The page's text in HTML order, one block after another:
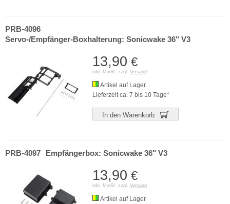
PRB-4096 -
Servo-/Empfänger-Boxhalterung: Sonicwake 36" V3
13,90 €
inkl. MwSt. zzgl. Versand
Artikel auf Lager
Lieferzeit ca. 7 bis 10 Tage*
In den Warenkorb
PRB-4097 - Empfängerbox: Sonicwake 36" V3
13,90 €
inkl. MwSt. zzgl. Versand
Artikel auf Lager